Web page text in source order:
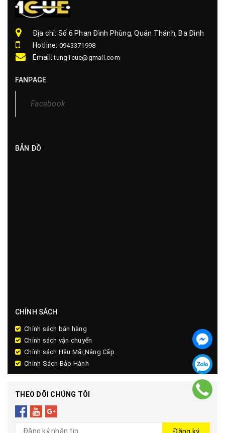
Địa chỉ: Số 6 Phan Đình Phùng, Quán Thánh, Ba Đình
Hotline: 0943371998
Email:tung1cue@gmail.com
FANPAGE
BẢN ĐỒ
Chính sách vận chuyển
Chính Sách Bảo Hành
THEO DÕI CHÚNG TÔI